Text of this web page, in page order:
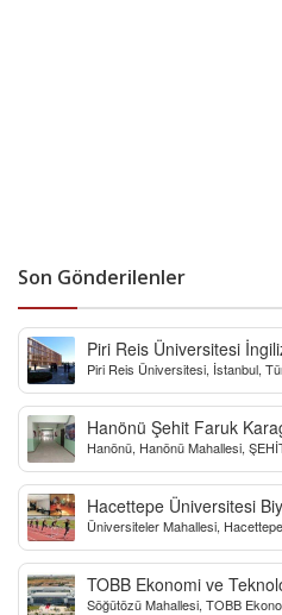
Son Gönderilenler
Piri Reis Üniversitesi
Piri Reis Üniversitesi, İstanbul,
Hanönü Şehit Faruk
Hanönü, Hanönü Mahallesi,
Hacettepe Üniversitesi
Üniversiteler Mahallesi,
TOBB Ekonomi ve
Söğütözü Mahallesi, TOBB